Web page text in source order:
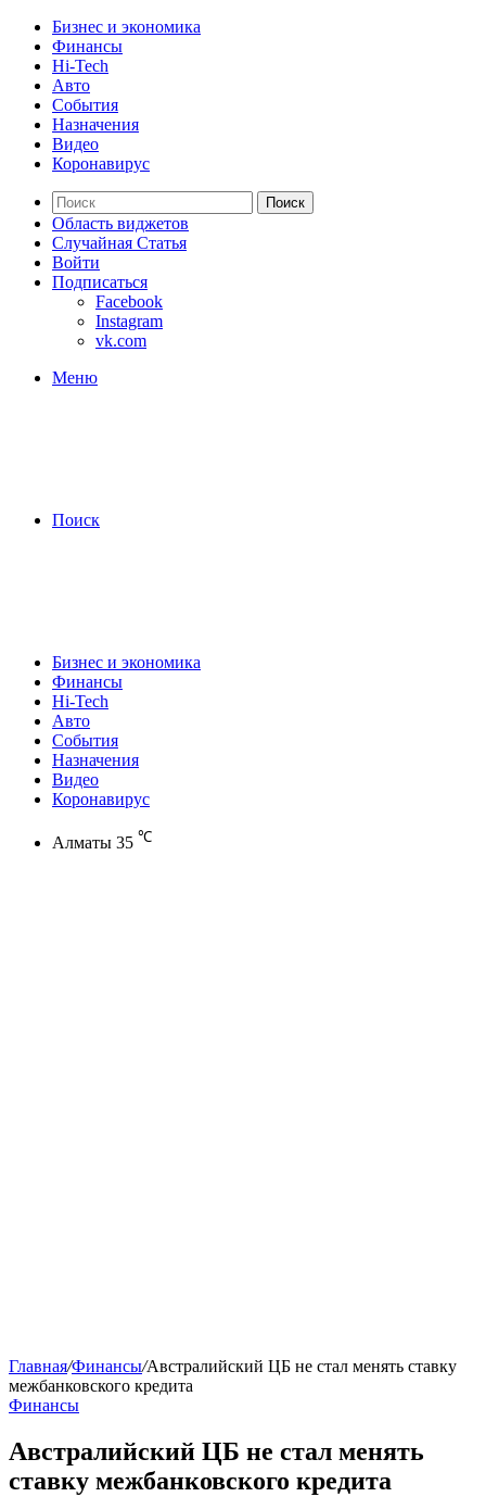
Бизнес и экономика
Финансы
Hi-Tech
Авто
События
Назначения
Видео
Коронавирус
Поиск
Область виджетов
Случайная Статья
Войти
Подписаться
Facebook
Instagram
vk.com
Меню
Поиск
Бизнес и экономика
Финансы
Hi-Tech
Авто
События
Назначения
Видео
Коронавирус
Алматы 35 ℃
Главная/Финансы/Австралийский ЦБ не стал менять ставку
межбанковского кредита
Финансы
Австралийский ЦБ не стал менять
ставку межбанковского кредита